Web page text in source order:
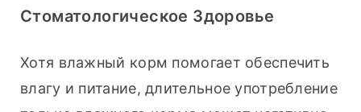
Стоматологическое Здоровье
Хотя влажный корм помогает обеспечить
влагу и питание, длительное употребление